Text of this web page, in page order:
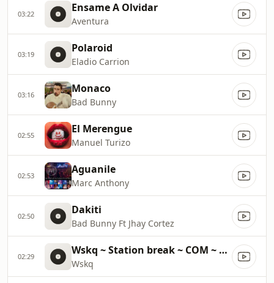
03:22 Ensame A Olvidar
Aventura
03:19 Polaroid
Eladio Carrion
03:16 Monaco
Bad Bunny
02:55 El Merengue
Manuel Turizo
02:53 Aguanile
Marc Anthony
02:50 Dakiti
Bad Bunny Ft Jhay Cortez
02:29 Wskq ~ Station break ~ COM ~ 31400
Wskq